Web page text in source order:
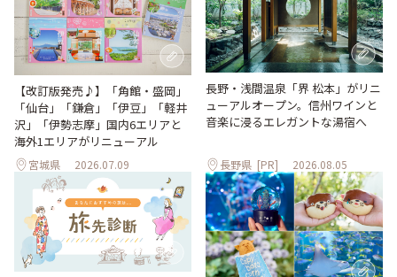
【改訂版発売♪】「角館・盛岡」
「仙台」「鎌倉」「伊豆」「軽井
沢」「伊勢志摩」国内6エリアと
海外1エリアがリニューアル
宮城県 2026.07.09
長野・浅間温泉「界 松本」がリニ
ューアルオープン。信州ワインと
音楽に浸るエレガントな湯宿へ
長野県 [PR] 2026.08.05